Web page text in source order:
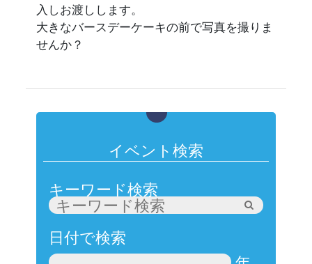
入しお渡しします。
大きなバースデーケーキの前で写真を撮りま
せんか？
イベント検索
キーワード検索
日付で検索